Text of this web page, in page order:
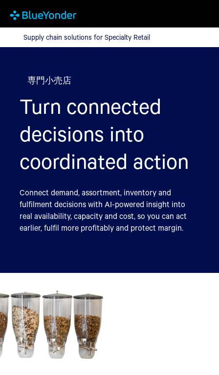
Supply chain solutions for Specialty Retail
Supply chain solutions for Specialty Retail
専門小売店
Turn connected
decisions into
coordinated action
Connect demand, assortment, inventory and
fulfilment decisions with AI-powered insight into
real availability, capacity and cost, so you can act
earlier, fulfil more profitably and protect margin.